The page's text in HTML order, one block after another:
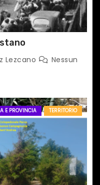
Lezcano
Nessun
E PROVINCIA TERRITORIO